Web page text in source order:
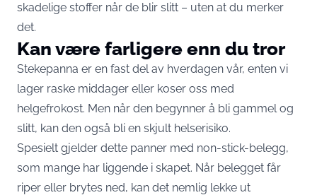
skadelige stoffer når de blir slitt – uten at du merker
det.
Kan være farligere enn du tror
Stekepanna er en fast del av hverdagen vår, enten vi
lager raske middager eller koser oss med
helgefrokost. Men når den begynner å bli gammel og
slitt, kan den også bli en skjult helserisiko.
Spesielt gjelder dette panner med non-stick-belegg,
som mange har liggende i skapet. Når belegget får
riper eller brytes ned, kan det nemlig lekke ut